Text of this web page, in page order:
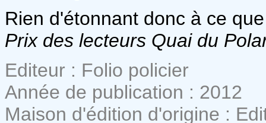
Rien d'étonnant donc à ce
Prix des lecteurs Quai du
Editeur : Folio policier
Année de publication : 2012
Maison d'édition d'origine :